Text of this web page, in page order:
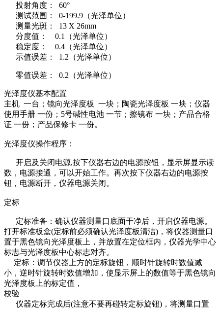
投射角度： 60°
测试范围： 0-199.9（光泽单位）
测量光斑： 13 X 26mm
分度值： 0.1（光泽单位）
稳定度： 0.4（光泽单位）
示值误差： 1.2（光泽单位）
零值误差： 0.2（光泽单位）
光泽度仪基本配置
主机 一台；镜向光泽度板 一块；陶瓷光泽度板 一块；仪器
使用手册 一份；5号碱性电池 一节；擦镜布 一块；产品合格
证 一份；产品保修卡 一份。
光泽度仪操作程序：
开启及关闭电源,按下仪器右边的电源按钮，显示屏显示读
数，电源接通，可以开始工作。再次按下仪器右边的电源按
钮，电源断开，仪器电源关闭。
定标
定标准备：确认仪器测量口底面干净后，开启仪器电源。
打开标准板盒(定标前必须确认光泽度板清洁)，将仪器测量口
置于黑色镜向光泽度板上，并放置在定位框内，仪器光学中心
标志与光泽度板中心标志对齐。
定标：调节仪器上方的定标旋钮，顺时针旋转时数值减
小，逆时针旋转时数值增加，使显示屏上的数值等于黑色镜向
光泽度板上的标定值，
校验
仪器定标完成后(注意不要再碰转定标旋钮)，将测量口置